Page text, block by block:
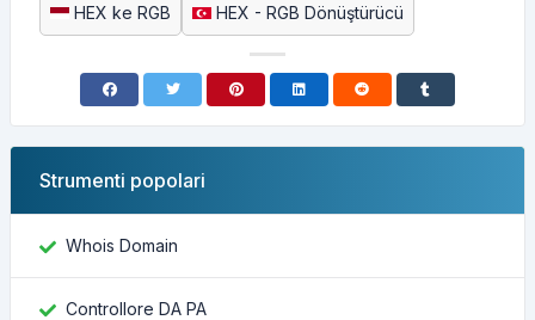
HEX ke RGB HEX - RGB Dönüştürücü
Strumenti popolari
Whois Domain
Controllore DA PA